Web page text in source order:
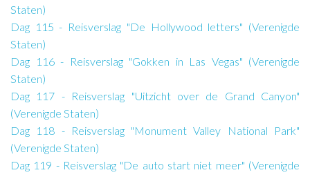
Staten)
Dag 115 - Reisverslag "De Hollywood letters" (Verenigde
Staten)
Dag 116 - Reisverslag "Gokken in Las Vegas" (Verenigde
Staten)
Dag 117 - Reisverslag "Uitzicht over de Grand Canyon"
(Verenigde Staten)
Dag 118 - Reisverslag "Monument Valley National Park"
(Verenigde Staten)
Dag 119 - Reisverslag "De auto start niet meer" (Verenigde